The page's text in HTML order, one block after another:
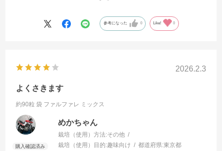
参考になった 0 Like! 0
2026.2.3
よくさきます
約90粒 袋 ファルファレ ミックス
めかちゃん
栽培（使用）方法:その他
栽培（使用）目的:趣味向け 都道府県:東京都